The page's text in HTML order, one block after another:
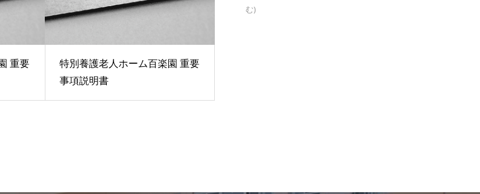
重要
特別養護老人ホーム百楽園 重要
事項説明書
む)